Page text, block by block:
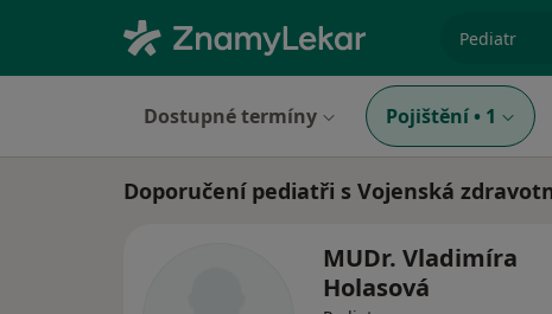
Dostupné termíny Pojištění • 1
Doporučení pediatři s Vojenská
MUDr. Vladimíra
Holasová